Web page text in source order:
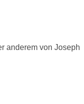
anderem von Joseph